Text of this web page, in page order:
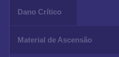
Dano Crítico
Material de Ascensão